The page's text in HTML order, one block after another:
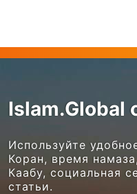
Islam.Global
Используйте
Коран, время
Каабу, социальная
статьи.